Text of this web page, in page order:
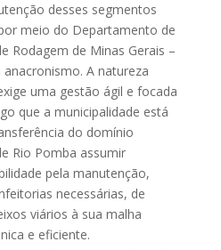
desses segmentos
meio do Departamento de
Rodagem de Minas Gerais –
A natureza
uma gestão ágil e focada
que a municipalidade está
do domínio
Rio Pomba assumir
pela manutenção,
necessárias, de
viários à sua malha
e eficiente.